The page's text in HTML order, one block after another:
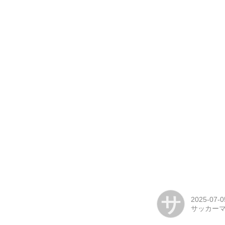
サ
2025-07-
サッカー